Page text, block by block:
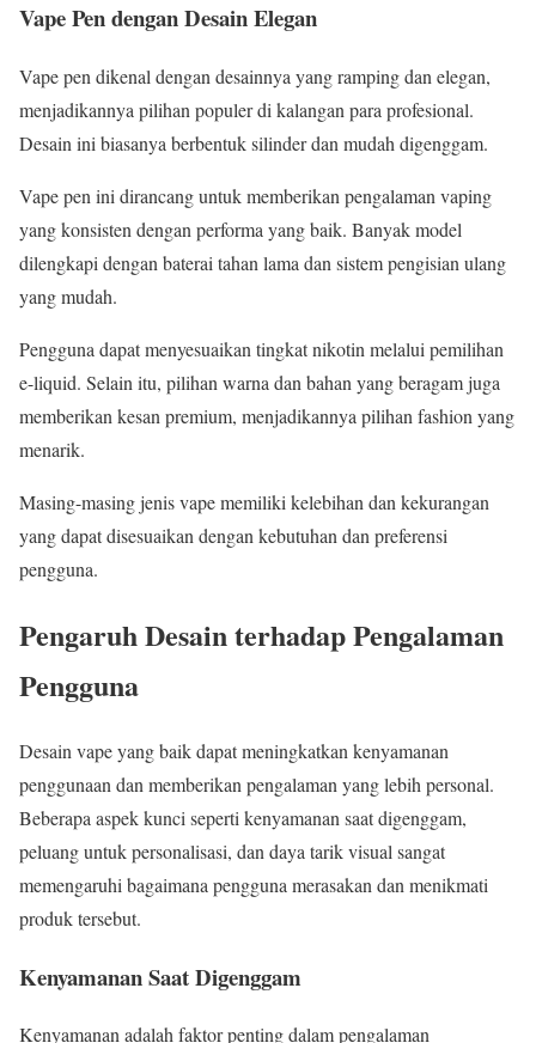
Vape Pen dengan Desain Elegan
Vape pen dikenal dengan desainnya yang ramping dan elegan,
menjadikannya pilihan populer di kalangan para profesional.
Desain ini biasanya berbentuk silinder dan mudah digenggam.
Vape pen ini dirancang untuk memberikan pengalaman vaping
yang konsisten dengan performa yang baik. Banyak model
dilengkapi dengan baterai tahan lama dan sistem pengisian ulang
yang mudah.
Pengguna dapat menyesuaikan tingkat nikotin melalui pemilihan
e-liquid. Selain itu, pilihan warna dan bahan yang beragam juga
memberikan kesan premium, menjadikannya pilihan fashion yang
menarik.
Masing-masing jenis vape memiliki kelebihan dan kekurangan
yang dapat disesuaikan dengan kebutuhan dan preferensi
pengguna.
Pengaruh Desain terhadap Pengalaman
Pengguna
Desain vape yang baik dapat meningkatkan kenyamanan
penggunaan dan memberikan pengalaman yang lebih personal.
Beberapa aspek kunci seperti kenyamanan saat digenggam,
peluang untuk personalisasi, dan daya tarik visual sangat
memengaruhi bagaimana pengguna merasakan dan menikmati
produk tersebut.
Kenyamanan Saat Digenggam
Kenyamanan adalah faktor penting dalam pengalaman